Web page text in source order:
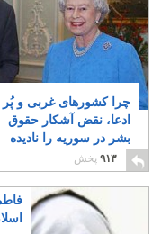
چرا کشورهای غربی و پُر
ادعا، نقض آشکار حقوق
بشر در سوریه را نادیده
می گیرند؟
۹۱۳ پخش